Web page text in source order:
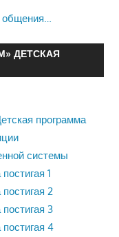
ДЕТСКАЯ
программа
системы
1
2
3
4